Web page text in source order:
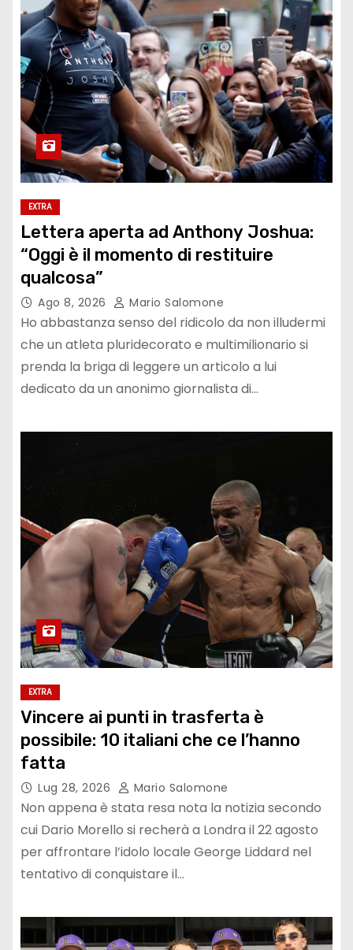
EXTRA
Lettera aperta ad Anthony Joshua:
“Oggi è il momento di restituire
qualcosa”
Ago 8, 2026 Mario Salomone
Ho abbastanza senso del ridicolo da non illudermi
che un atleta pluridecorato e multimilionario si
prenda la briga di leggere un articolo a lui
dedicato da un anonimo giornalista di…
EXTRA
Vincere ai punti in trasferta è
possibile: 10 italiani che ce l’hanno
fatta
Lug 28, 2026 Mario Salomone
Non appena è stata resa nota la notizia secondo
cui Dario Morello si recherà a Londra il 22 agosto
per affrontare l’idolo locale George Liddard nel
tentativo di conquistare il…